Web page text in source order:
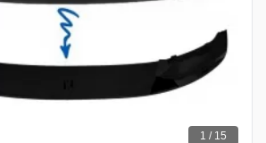
1 / 15